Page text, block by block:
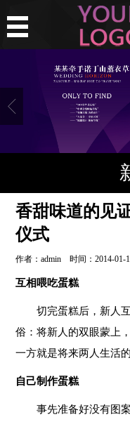
香甜味道的见
仪式
作者：admin 时间：2014-
互相喂吃蛋糕
切完蛋糕后，新人互
俗：将新人的双眼蒙上
一方就是将来两人生活
自己制作蛋糕
事先准备好没有图案